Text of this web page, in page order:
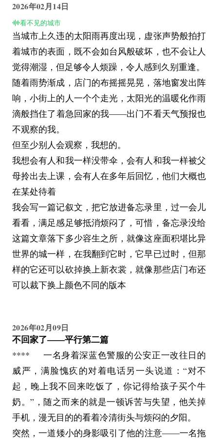
“公民桉先生信息已被记录，请尽快归还设备，否
则将会受到警告哦。”这一次无人机的操作员很明
显想要活泼一点，但桉只觉得后怕，他可不想刚到
这个城市就被无人机制裁掉，毕竟他可不确定自己
托人伪造录入的信息是否已经受到系统的确认或是
遗漏，不过现在更重要的显然是赶紧把设备放回
去，桉蹲着避开无人机，下了电车，这时他才发现
设备屏幕上方有一个变红的倒计时“00:10”。
他刚找到回收柜，电车里的无人机就卡着电车关门
的点飞出来，差点要撞到他的头，桉连忙躲闪，却
一头撞在杆上，无人机还没来得及发话，他就直接
捂着头倒在了柜上，但无人机还是发出了指令：
“公民桉先生，您的身份证已过期，社会保障无，
请及时更新.......如果您需要救护车，可以举手示
意”，说罢，桉立刻挣扎着爬起来，强说道：“不
用，我会搞”，无人机背后的操作员也懒得再多说
什么，转了个身后自动垂直飞上天去了。
桉捶了捶头，打开手机给一个备注叫Angle's King
的用户发了消息：“我在东斯诺靠北的一个站台，
过多久，对面回复道：“别把我想那么贪，都收你
一百了，再给二十你还活不活了？你看看站台名字
是不是叫sinuoo20，是的话我立刻打车，他问手机
尾号就是1241，别把ID尾号混着了”，桉好好看了
看，他确实看到了车站名 sinuo20，但左边的 和右边
的1看起来倒是突兀 ，不过他们都和 sinuoo20间隔了一
格，看起来并无大碍，桉索性无视。
他就这样靠在柜旁，感受着恰到好处的反射光和锈
那是个雨夜，像往常一样，2个穿着黑色西装的和
一个穿着别具一格的警员在观察我没什么反应后关
上了门，开始放声说了起来，我提着不知道该放到
哪儿的快递盒凑到门边，仔细的聆听着门外的动静
——那是一种我十分陌生的语言，但反正肯定不是
国语，不过白来不白听，我继续听了下去，顺便拿
上手机录起了音，准备哪个软件翻译一下，就在我
刚录没多久后，我突然听见身后的地板发出异响，
我害怕地慢慢转过头，那名西装男正在架子后面看
着我，见我已经回头，他也不多加掩饰，缓缓走到
我跟前，我连忙收起手机，试探的问了一句“有....
有什么事吗？”，他没有动嘴，但他也动了一动。
公管览-THE CITIZEN MARKER
近一年，泛霍普安及拉地区的犯罪率呈现出指数
级增长，尤其是关于时政要事、政府官员、街头
袭击等的案件正在依次成为本地区的严重问题，
本市警察局正在尽可能地寻求着缓解的办法，在
警情通报-U1518          简介                         6月1
日晚，位于天晴区罗岚垯联合仓库发生了一起袭
击案，受害者被锐器贯穿头部，身上有多处钝器
殴打痕迹，目前此案正在调查当中，但由于证据
和推断不足，现已移交PIA冷处理
2026年02月14日
看不见的城市
当城市上久违的太阳雨再度出现，虚张声势般拍打
着城市的表面，既不会如台风般破坏，也不会让人
觉得潮湿，但足够令人烦躁，令人感到久别重逢。
随着雨势渐成，店门的布摇摇晃晃，落地窗发出阵
响，小街上的人一个个走光，太阳光的温暖化作雨
滴般挡住了着急回家的我——出门不看天气预报也
不观察的我。
但至少别人会观察，我想的。
我想会有人和我一样没带伞，会有人和我一样被父
母拎出去上课，会有人在多年后回忆，他们大概也
在某处待着
我会写一篇记叙文，把它放进备忘录里，过一会儿
看看，满足感足够抵消烦闷了，可惜，备忘录没给
这篇文章落下多少容生之所，就像这座面积堪比异
世界的城一样，在我翻到它时，它早已过时，但那
样的它还可以砍掉换上新衣裳，就像那些店门布还
可以裁下换上颜色不同的版本
2026年02月09日
不回家了——平行第二篇
****     一名身着深蓝色警服的公安正一改往日的
威严，满脸愧疚的对着电话另一头说道：“对不
起，晚上我不回来吃饭了，你记得给孩子买个牛
奶。”，随之而来的就是一顿诉苦与失望，他关掉
手机，漫无目的的看着冷清街头与烦闷的夕阳。
突然，一道矮小的身影吸引了他的注意——一名拖